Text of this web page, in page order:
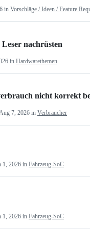
in Vorschläge / Ideen / Feature
nachrüsten
in Hardwarethemen
nicht korrekt
7, 2026 in Verbraucher
1, 2026 in Fahrzeug-SoC
1, 2026 in Fahrzeug-SoC